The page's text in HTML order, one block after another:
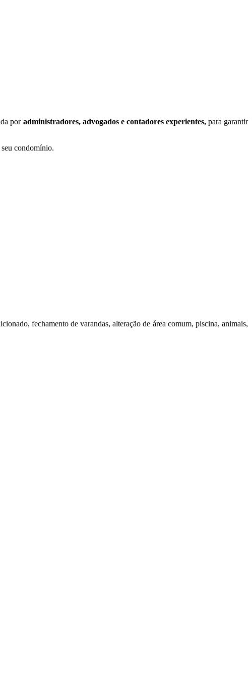
por administradores, advogados e contadores experientes, para garantir
condomínio.
fechamento de varandas, alteração de área comum, piscina, animais,